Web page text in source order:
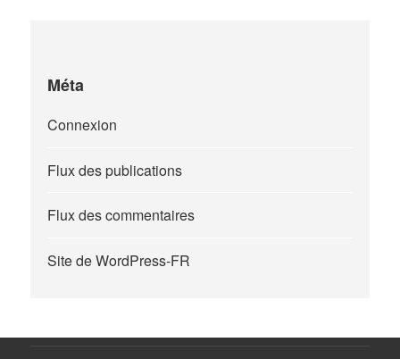
Méta
Connexion
Flux des publications
Flux des commentaires
Site de WordPress-FR